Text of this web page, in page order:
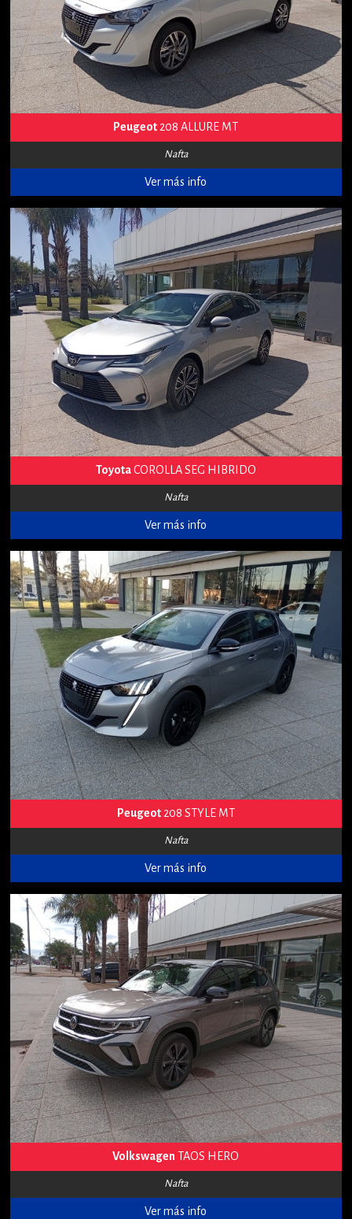
Peugeot208 ALLURE MT
Nafta
Ver más info
ToyotaCOROLLA SEG HIBRIDO
Nafta
Ver más info
Peugeot208 STYLE MT
Nafta
Ver más info
Volkswagen TAOS HERO
Nafta
Ver más info